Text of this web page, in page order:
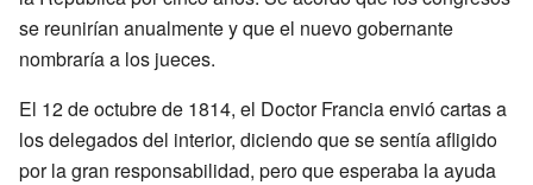
se reunirían anualmente y que el nuevo gobernante
nombraría a los jueces.
El 12 de octubre de 1814, el Doctor Francia envió cartas a
los delegados del interior, diciendo que se sentía afligido
por la gran responsabilidad, pero que esperaba la ayuda